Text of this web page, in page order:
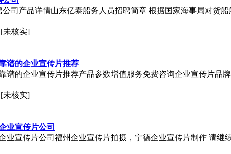
司产品详情山东亿泰船务人员招聘简章 根据国家海事局对货
[未核实]
谱的企业宣传片推荐
谱的企业宣传片推荐产品参数增值服务免费咨询企业宣传片品
[未核实]
业宣传片公司
业宣传片公司福州企业宣传片拍摄，宁德企业宣传片制作 请继